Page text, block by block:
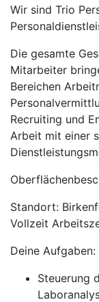
Wir sind Trio
Die gesamte
Mitarbeiter
Bereichen
Recruiting und
Arbeit mit einer
Standort:
Vollzeit
Deine Aufgaben:
Steuerung